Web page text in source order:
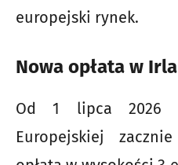
europejski rynek.
Nowa opłata w
Od 1 lipca 2026
Europejskiej